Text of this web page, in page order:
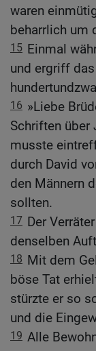
waren
beharrlich um
15 Einmal
und ergriff
16 »Liebe
Schriften über
musste
durch David
den Männern
sollten.
17 Der
denselben
18 Mit dem
böse Tat
stürzte er so
und die
19 Alle